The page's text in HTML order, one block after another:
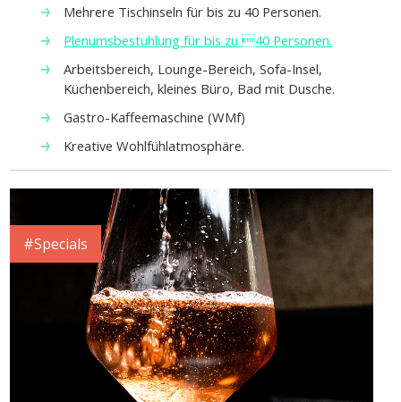
Mehrere Tischinseln für bis zu 40 Personen.
Plenumsbestuhlung für bis zu 40 Personen.
Arbeitsbereich, Lounge-Bereich, Sofa-Insel,
Küchenbereich, kleines Büro, Bad mit Dusche.
Gastro-Kaffeemaschine (WMf)
Kreative Wohlfühlatmosphäre.
#Specials